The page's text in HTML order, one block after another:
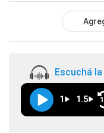
Escuchá
1 1.5